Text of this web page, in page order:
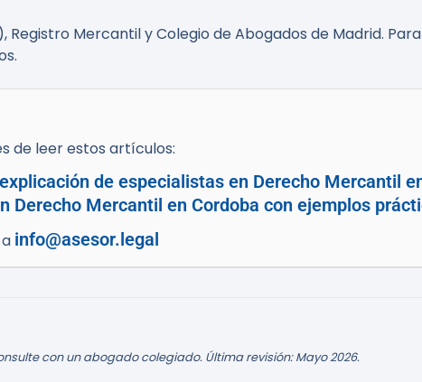
Mercantil y Colegio de Abogados de Madrid.
de leer estos artículos:
de especialistas en Derecho Mercantil
Derecho Mercantil en Cordoba con ejemplos
info@asesor.legal
con un abogado colegiado. Última revisión: Mayo 2026.